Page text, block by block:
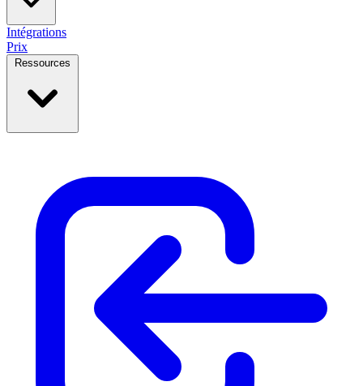
Intégrations
Prix
Ressources